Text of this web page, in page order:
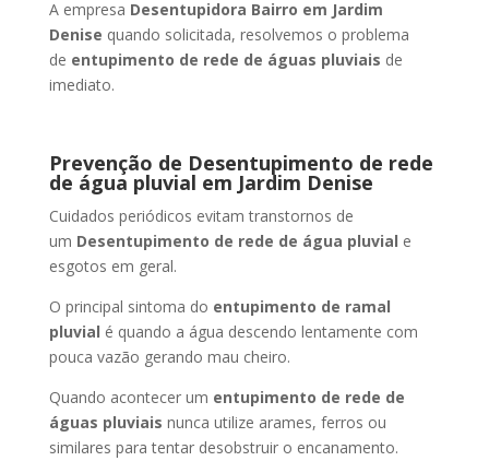
A empresa Desentupidora Bairro em Jardim
Denise quando solicitada, resolvemos o problema
de entupimento de rede de águas pluviais de
imediato.
Prevenção de Desentupimento de rede
de água pluvial em Jardim Denise
Cuidados periódicos evitam transtornos de
um Desentupimento de rede de água pluvial e
esgotos em geral.
O principal sintoma do entupimento de ramal
pluvial é quando a água descendo lentamente com
pouca vazão gerando mau cheiro.
Quando acontecer um entupimento de rede de
águas pluviais nunca utilize arames, ferros ou
similares para tentar desobstruir o encanamento.